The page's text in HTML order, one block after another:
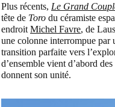
Plus récents, Le Grand
tête de Toro du céramiste
endroit Michel Favre, de
une colonne interrompue par
transition parfaite vers
d’ensemble vient d’abord
donnent son unité.